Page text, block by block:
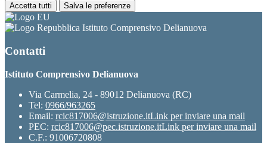
Accetta tutti Salva le preferenze
Istituto Comprensivo Delianuova
Contatti
Istituto Comprensivo Delianuova
Via Carmelia, 24 - 89012 Delianuova (RC)
Tel: 0966/963265
Email: rcic817006@istruzione.itLink per inviare una mail
PEC: rcic817006@pec.istruzione.itLink per inviare una mail
C.F.: 91006720808